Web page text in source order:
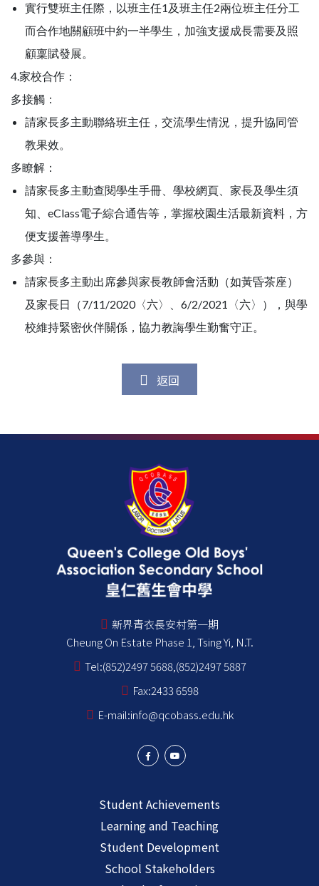
實行雙班主任際，以班主任1及班主任2兩位班主任分工
而合作地關顧班中約一半學生，加強支援成長需要及照
顧稟賦發展。
4.家校合作：
多接觸：
請家長多主動聯絡班主任，交流學生情況，提升協同管
教果效。
多瞭解：
請家長多主動查閱學生手冊、學校網頁、家長及學生須
知、eClass電子綜合通告等，掌握校園生活最新資料，方
便支援善導學生。
多參與：
請家長多主動出席參與家長教師會活動（如黃昏茶座）
及家長日（7/11/2020〈六〉、6/2/2021〈六〉），與學
校維持緊密伙伴關係，協力教誨學生勤奮守正。
返回
新界青衣長安村第一期
Cheung On Estate Phase 1, Tsing Yi, N.T.
Tel:(852)2497 5688,(852)2497 5887
Fax:2433 6598
E-mail:info@qcobass.edu.hk
Student Achievements
Learning and Teaching
Student Development
School Stakeholders